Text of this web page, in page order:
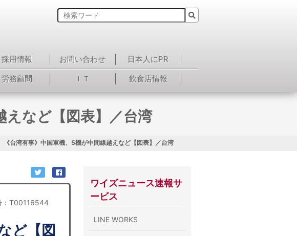
採用情報 お問い合わせ
日本人にPR
労務顧問 ＩＴ 飲食店情報
えなど【図表】／台湾
《台湾有事》中国軍機、5機が中間線越えなど【図表】／台湾
：T00116544
ど【図
ワイズニュース速報サ
ービス
LINE WORKS